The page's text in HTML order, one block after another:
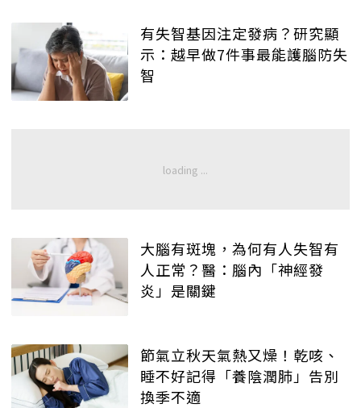
有失智基因注定發病？研究顯
示：越早做7件事最能護腦防失
智
大腦有斑塊，為何有人失智有
人正常？醫：腦內「神經發
炎」是關鍵
節氣立秋天氣熱又燥！乾咳、
睡不好記得「養陰潤肺」告別
換季不適